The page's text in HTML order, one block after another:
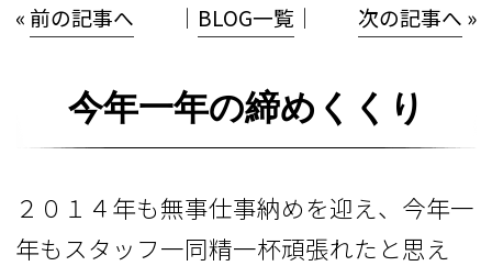
« 前の記事へ │ BLOG一覧 │ 次の記事へ »
今年一年の締めくくり
２０１４年も無事仕事納めを迎え、今年一
年もスタッフ一同精一杯頑張れたと思え